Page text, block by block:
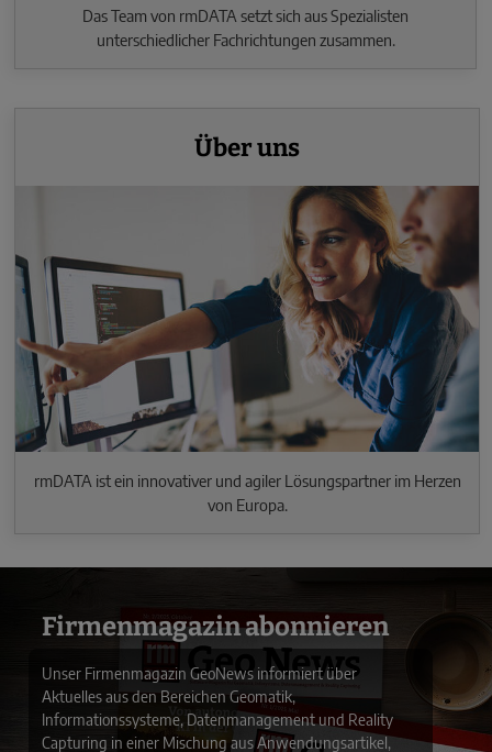
Das Team von rmDATA setzt sich aus Spezialisten
unterschiedlicher Fachrichtungen zusammen.
Über uns
rmDATA ist ein innovativer und agiler Lösungspartner im Herzen
von Europa.
Firmenmagazin abonnieren
Unser Firmenmagazin GeoNews informiert über
Aktuelles aus den Bereichen Geomatik,
Informationssysteme, Datenmanagement und Reality
Capturing in einer Mischung aus Anwendungsartikel,